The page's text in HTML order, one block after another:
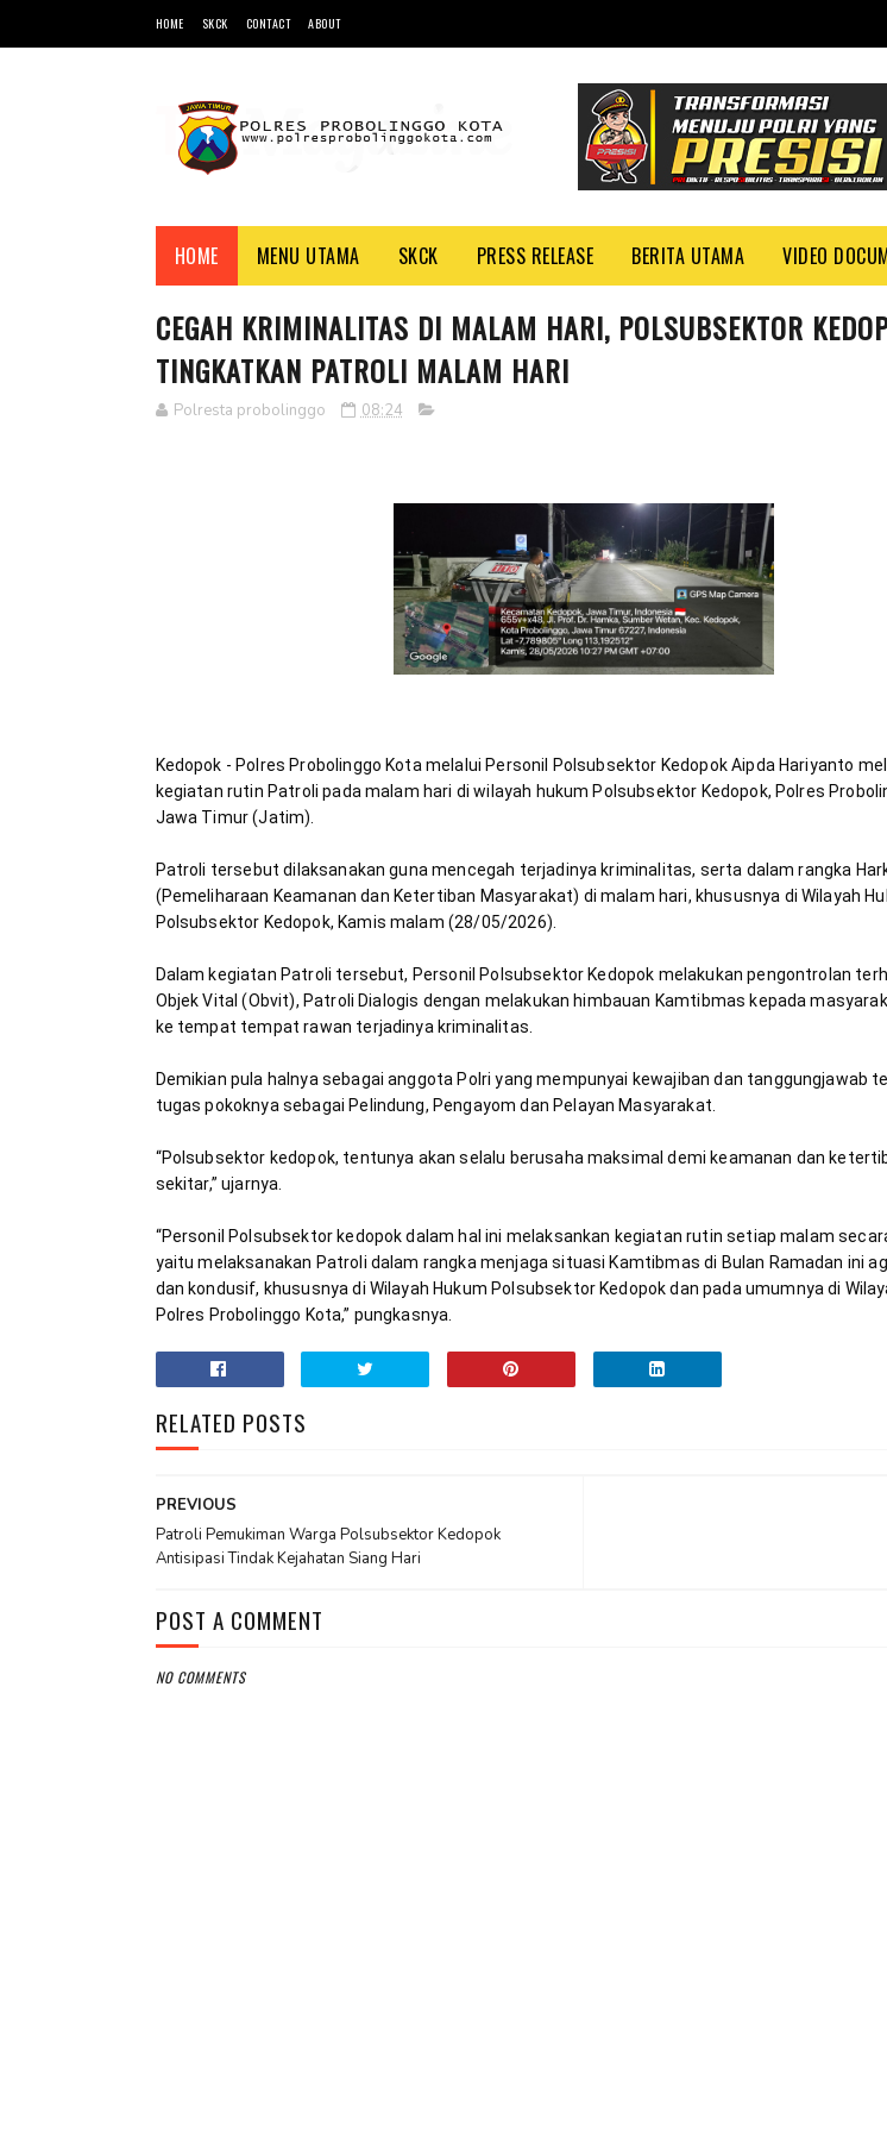
HOME SKCK CONTACT ABOUT
HOME MENU UTAMA SKCK PRESS RELEASE BERITA UTAMA VIDEO
CEGAH KRIMINALITAS DI MALAM HARI, POLSUBSEKTOR
TINGKATKAN PATROLI MALAM HARI
Polresta probolinggo 08:24
Kedopok - Polres Probolinggo Kota melalui Personil Polsubsektor Kedopok Aipda Hariyanto
kegiatan rutin Patroli pada malam hari di wilayah hukum Polsubsektor Kedopok, Polres
Patroli tersebut dilaksanakan guna mencegah terjadinya kriminalitas, serta dalam rangka
(Pemeliharaan Keamanan dan Ketertiban Masyarakat) di malam hari, khususnya di Wilayah
Dalam kegiatan Patroli tersebut, Personil Polsubsektor Kedopok melakukan pengontrolan
Objek Vital (Obvit), Patroli Dialogis dengan melakukan himbauan Kamtibmas kepada
Demikian pula halnya sebagai anggota Polri yang mempunyai kewajiban dan tanggungjawab
“Polsubsektor kedopok, tentunya akan selalu berusaha maksimal demi keamanan dan
“Personil Polsubsektor kedopok dalam hal ini melaksankan kegiatan rutin setiap malam
yaitu melaksanakan Patroli dalam rangka menjaga situasi Kamtibmas di Bulan Ramadan ini
dan kondusif, khususnya di Wilayah Hukum Polsubsektor Kedopok dan pada umumnya di
Polres Probolinggo Kota,” pungkasnya.
RELATED POSTS
PREVIOUS
Patroli Pemukiman Warga Polsubsektor Kedopok
Antisipasi Tindak Kejahatan Siang Hari
POST A COMMENT
NO COMMENTS